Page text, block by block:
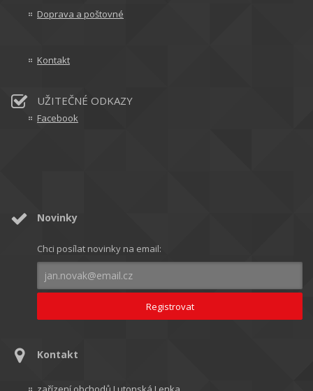
Doprava a poštovné
Kontakt
UŽITEČNÉ ODKAZY
Facebook
Novinky
Chci posílat novinky na email:
Kontakt